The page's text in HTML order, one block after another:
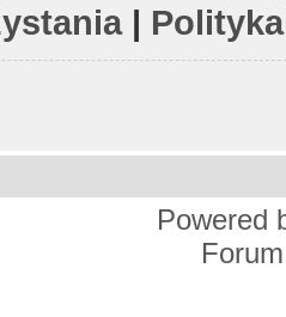
|
Powered